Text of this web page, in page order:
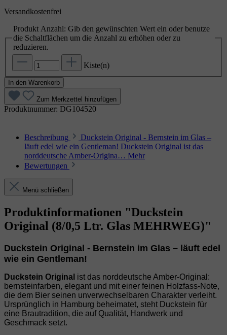
Versandkostenfrei
Produkt Anzahl: Gib den gewünschten Wert ein oder benutze
die Schaltflächen um die Anzahl zu erhöhen oder zu
reduzieren.
Kiste(n)
In den Warenkorb
Zum Merkzettel hinzufügen
Produktnummer: DG104520
Beschreibung
Duckstein Original - Bernstein im Glas –
läuft edel wie ein Gentleman! Duckstein Original ist das
norddeutsche Amber‑Origina… Mehr
Bewertungen
Menü schließen
Produktinformationen "Duckstein
Original (8/0,5 Ltr. Glas MEHRWEG)"
Duckstein Original - Bernstein im Glas – läuft edel
wie ein Gentleman!
Duckstein Original ist das norddeutsche Amber‑Original:
bernsteinfarben, elegant und mit einer feinen Holzfass‑Note,
die dem Bier seinen unverwechselbaren Charakter verleiht.
Ursprünglich in Hamburg beheimatet, steht Duckstein für
eine Brautradition, die auf Qualität, Handwerk und
Geschmack setzt.